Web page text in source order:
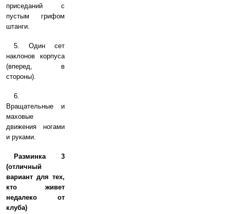
приседаний с
пустым грифом
штанги.
5. Один сет
наклонов корпуса
(вперед, в
стороны).
6.
Вращательные и
маховые
движения ногами
и руками.
Разминка 3
(отличный
вариант для тех,
кто живет
недалеко от
клуба)